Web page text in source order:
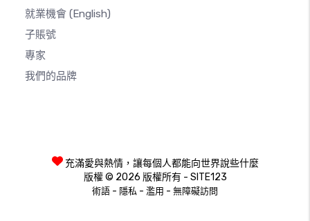
就業機會 (English)
子賬號
專家
我們的品牌
充滿愛與熱情，讓每個人都能向世界說些什麼
版權 © 2026 版權所有 - SITE123
術語 - 隱私 - 濫用 - 無障礙訪問